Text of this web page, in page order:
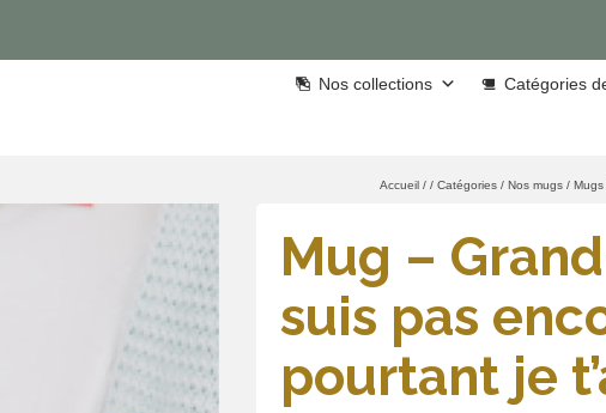
Nos collections Catégories
Accueil / / Catégories / Nos mugs / Mugs
Mug –
suis pas
pourtant je